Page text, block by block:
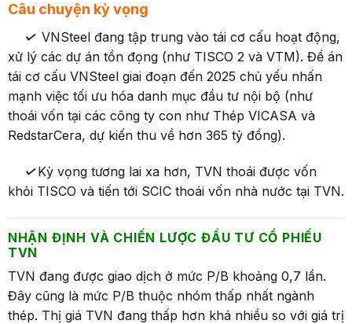
Câu chuyện kỳ vọng
✓ VNSteel đang tập trung vào tái cơ cấu hoạt động,
xử lý các dự án tồn đọng (như TISCO 2 và VTM). Đề án
tái cơ cấu VNSteel giai đoạn đến 2025 chủ yếu nhấn
mạnh việc tối ưu hóa danh mục đầu tư nội bộ (như
thoái vốn tại các công ty con như Thép VICASA và
RedstarCera, dự kiến thu về hơn 365 tỷ đồng).
✓Kỳ vọng tương lai xa hơn, TVN thoái được vốn
khỏi TISCO và tiến tới SCIC thoái vốn nhà nước tại TVN.
NHẬN ĐỊNH VÀ CHIẾN LƯỢC ĐẦU TƯ CỔ PHIẾU
TVN
TVN đang được giao dịch ở mức P/B khoảng 0,7 lần.
Đây cũng là mức P/B thuộc nhóm thấp nhất ngành
thép. Thị giá TVN đang thấp hơn khá nhiều so với giá trị